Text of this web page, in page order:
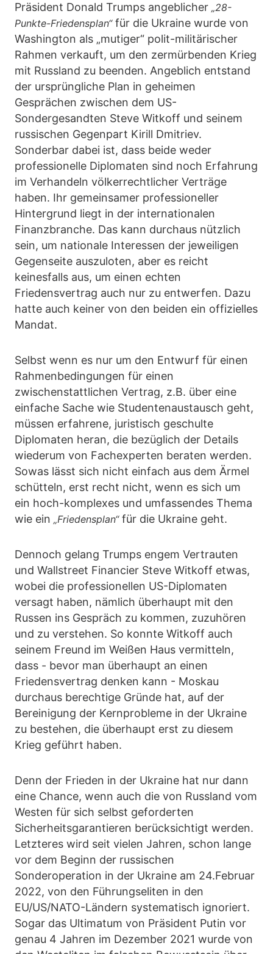
Präsident Donald Trumps angeblicher „28-
Punkte-Friedensplan“für die Ukraine wurde von
Washington als „mutiger“ polit-militärischer
Rahmen verkauft, um den zermürbenden Krieg
mit Russland zu beenden. Angeblich entstand
der ursprüngliche Plan in geheimen
Gesprächen zwischen dem US-
Sondergesandten Steve Witkoff und seinem
russischen Gegenpart Kirill Dmitriev.
Sonderbar dabei ist, dass beide weder
professionelle Diplomaten sind noch Erfahrung
im Verhandeln völkerrechtlicher Verträge
haben. Ihr gemeinsamer professioneller
Hintergrund liegt in der internationalen
Finanzbranche. Das kann durchaus nützlich
sein, um nationale Interessen der jeweiligen
Gegenseite auszuloten, aber es reicht
keinesfalls aus, um einen echten
Friedensvertrag auch nur zu entwerfen. Dazu
hatte auch keiner von den beiden ein offizielles
Mandat.
Selbst wenn es nur um den Entwurf für einen
Rahmenbedingungen für einen
zwischenstattlichen Vertrag, z.B. über eine
einfache Sache wie Studentenaustausch geht,
müssen erfahrene, juristisch geschulte
Diplomaten heran, die bezüglich der Details
wiederum von Fachexperten beraten werden.
Sowas lässt sich nicht einfach aus dem Ärmel
schütteln, erst recht nicht, wenn es sich um
ein hoch-komplexes und umfassendes Thema
wie ein „Friedensplan“für die Ukraine geht.
Dennoch gelang Trumps engem Vertrauten
und Wallstreet Financier Steve Witkoff etwas,
wobei die professionellen US-Diplomaten
versagt haben, nämlich überhaupt mit den
Russen ins Gespräch zu kommen, zuzuhören
und zu verstehen. So konnte Witkoff auch
seinem Freund im Weißen Haus vermitteln,
dass - bevor man überhaupt an einen
Friedensvertrag denken kann - Moskau
durchaus berechtige Gründe hat, auf der
Bereinigung der Kernprobleme in der Ukraine
zu bestehen, die überhaupt erst zu diesem
Krieg geführt haben.
Denn der Frieden in der Ukraine hat nur dann
eine Chance, wenn auch die von Russland vom
Westen für sich selbst geforderten
Sicherheitsgarantieren berücksichtigt werden.
Letzteres wird seit vielen Jahren, schon lange
vor dem Beginn der russischen
Sonderoperation in der Ukraine am 24.Februar
2022, von den Führungseliten in den
EU/US/NATO-Ländern systematisch ignoriert.
Sogar das Ultimatum von Präsident Putin vor
genau 4 Jahren im Dezember 2021 wurde von